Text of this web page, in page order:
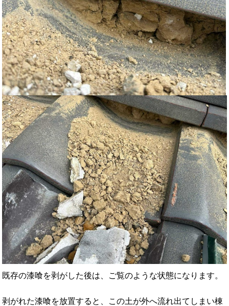
既存の漆喰を剥がした後は、ご覧のような状態になります。
剥がれた漆喰を放置すると、この土が外へ流れ出てしまい棟